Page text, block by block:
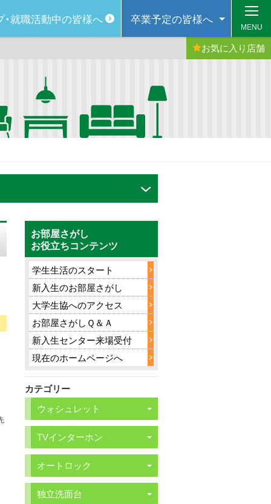
就職活動中の皆様へ 卒業予定の皆様へ
お気に入り 店舗
MENU
お部屋さがし
お役立ちコンテンツ
学生生活のスタート
新入生のお部屋さがし
大学生協へのアクセス
お部屋さがしＱ＆Ａ
新入生センター来場受付
現在のホームページへ
カテゴリー
ウォシュレット
TVインターホン
オートロック
独立洗面台